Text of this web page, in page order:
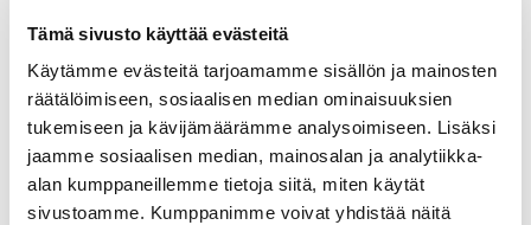
Tämä sivusto käyttää evästeitä
Käytämme evästeitä tarjoamamme sisällön ja mainosten
räätälöimiseen, sosiaalisen median ominaisuuksien
tukemiseen ja kävijämäärämme analysoimiseen. Lisäksi
jaamme sosiaalisen median, mainosalan ja analytiikka-
alan kumppaneillemme tietoja siitä, miten käytät
sivustoamme. Kumppanimme voivat yhdistää näitä
Twitter
URL